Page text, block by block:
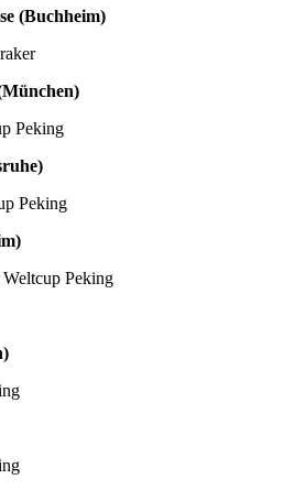
(Buchheim)
Peking
Peking
Peking